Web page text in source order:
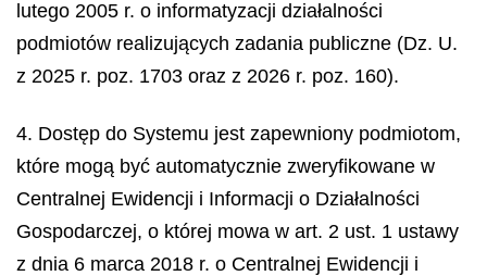
lutego 2005 r. o informatyzacji działalności
podmiotów realizujących zadania publiczne (Dz. U.
z 2025 r. poz. 1703 oraz z 2026 r. poz. 160).
4. Dostęp do Systemu jest zapewniony podmiotom,
które mogą być automatycznie zweryfikowane w
Centralnej Ewidencji i Informacji o Działalności
Gospodarczej, o której mowa w art. 2 ust. 1 ustawy
z dnia 6 marca 2018 r. o Centralnej Ewidencji i